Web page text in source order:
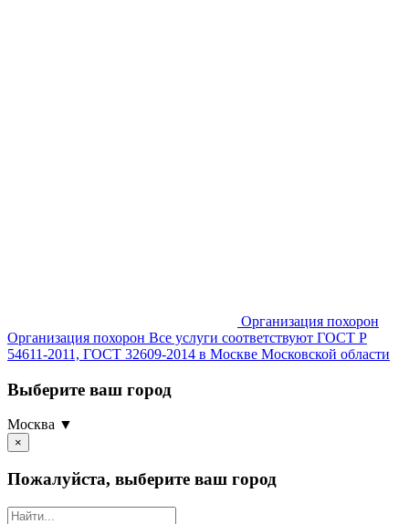
Организация похорон
Организация похорон Все услуги соответствуют ГОСТ Р
54611-2011, ГОСТ 32609-2014 в Москве Московской области
Выберите ваш город
Москва ▼
×
Пожалуйста, выберите ваш город